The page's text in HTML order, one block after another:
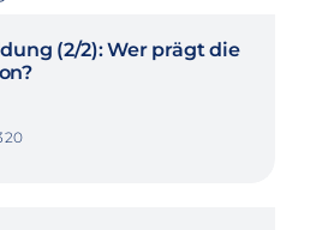
(2/2): Wer prägt die